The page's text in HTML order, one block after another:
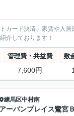
カード決済、家賃や入
介しております！
管理費・共益費 敷
7,600円
練馬区中村南
アーバンプレイス鷺宮